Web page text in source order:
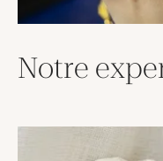
Notre